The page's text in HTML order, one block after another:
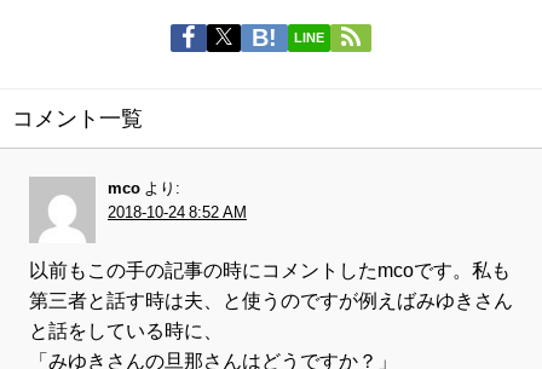
LINE
コメント一覧
mco より:
2018-10-24 8:52 AM
以前もこの手の記事の時にコメントしたmcoです。私も
第三者と話す時は夫、と使うのですが例えばみゆきさん
と話をしている時に、
「みゆきさんの旦那さんはどうですか？」